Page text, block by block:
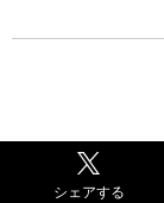
シェアする